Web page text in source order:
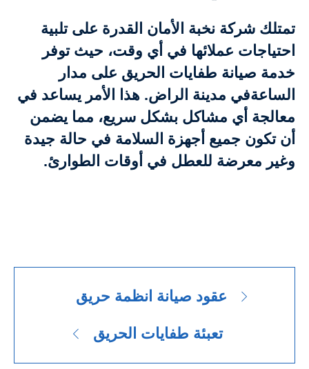
تمتلك شركة نخبة الأمان القدرة على تلبية
احتياجات عملائها في أي وقت، حيث توفر
خدمة صيانة طفايات الحريق على مدار
الساعةفي مدينة الراض. هذا الأمر يساعد في
معالجة أي مشاكل بشكل سريع، مما يضمن
أن تكون جميع أجهزة السلامة في حالة جيدة
وغير معرضة للعطل في أوقات الطوارئ.
عقود صيانة انظمة حريق
تعبئة طفايات الحريق